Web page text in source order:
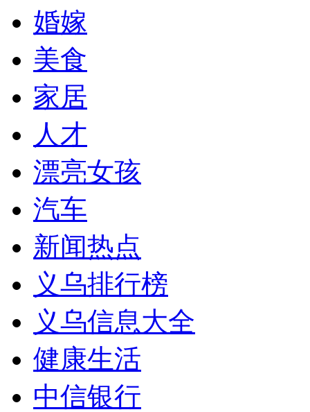
婚嫁
美食
家居
人才
漂亮女孩
汽车
新闻热点
义乌排行榜
义乌信息大全
健康生活
中信银行